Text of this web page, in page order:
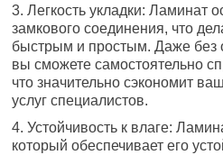
3. Легкость укладки: Ламинат
замкового соединения, что
быстрым и простым. Даже без
вы сможете самостоятельно
что значительно сэкономит
услуг специалистов.
4. Устойчивость к влаге:
который обеспечивает его